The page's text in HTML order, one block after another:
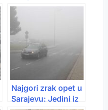
poginuo nakon
pada s krova kuće
Najgori zrak opet u
Sarajevu: Jedini iz